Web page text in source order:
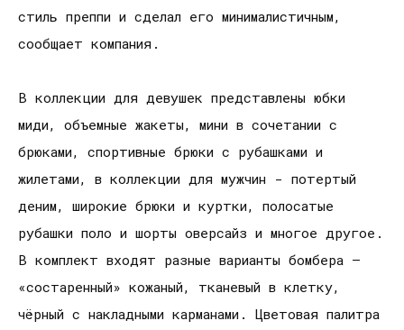
стиль преппи и сделал его минималистичным,
сообщает компания.
В коллекции для девушек представлены юбки
миди, объемные жакеты, мини в сочетании с
брюками, спортивные брюки с рубашками и
жилетами, в коллекции для мужчин - потертый
деним, широкие брюки и куртки, полосатые
рубашки поло и шорты оверсайз и многое другое.
В комплект входят разные варианты бомбера –
«состаренный» кожаный, тканевый в клетку,
чёрный с накладными карманами. Цветовая палитра